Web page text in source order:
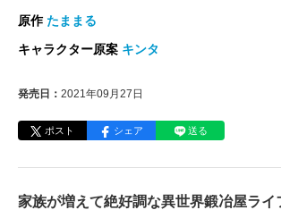
原作たままる
キャラクター原案 キンタ
発売日： 2021年09月27日
ポスト シェア 送る
家族が増えて絶好調な異世界鍛冶屋ライ